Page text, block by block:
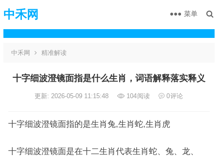
中禾网 菜单
中禾网 精准解读
十字细波澄镜面指是什么生肖，词语解释落实释义
更新: 2026-05-09 11:15:48 104阅读 0评论
十字细波澄镜面指的是生肖兔,生肖蛇,生肖虎
十字细波澄镜面是在十二生肖代表生肖蛇、兔、龙、